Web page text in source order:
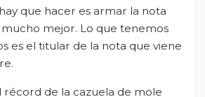
que hacer es armar la nota
mejor. Lo que tenemos
es el titular de la nota que viene
récord de la cazuela de mole